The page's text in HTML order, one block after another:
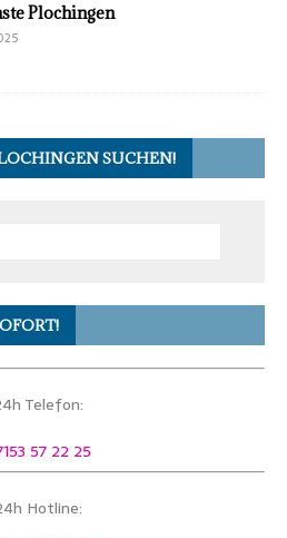
Plochingen
SUCHEN!
Telefon:
57 22 25
Hotline: